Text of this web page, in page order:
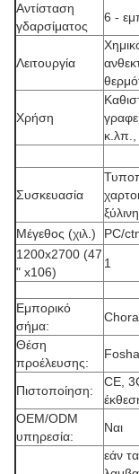
Αντίσταση
γδαρσίματος
6 -
Λειτουργία
Χρήση
κ.λπ.,
Συσκευασία
Μέγεθος (χιλ.)
PC/
1200x2700 (47
" x106)
1
Εμπορικό
σήμα:
Chora
Θέση
προέλευσης:
Πιστοποίηση:
CE,
OEM/ODM
υπηρεσία:
Ναι
εάν